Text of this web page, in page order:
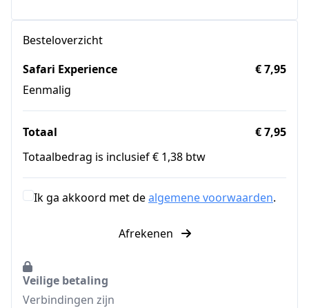
Besteloverzicht
Safari Experience
Eenmalig
€ 7,95
Totaal
€ 7,95
Totaalbedrag is inclusief € 1,38 btw
Ik ga akkoord met dealgemene voorwaarden.
Afrekenen
Veilige betaling
Verbindingen zijn